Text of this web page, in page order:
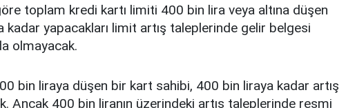
toplam kredi kartı limiti 400 bin lira veya altına düşen
kadar yapacakları limit artış taleplerinde gelir belgesi
olmayacak.
bin liraya düşen bir kart sahibi, 400 bin liraya kadar artış
Ancak 400 bin liranın üzerindeki artış taleplerinde resmi